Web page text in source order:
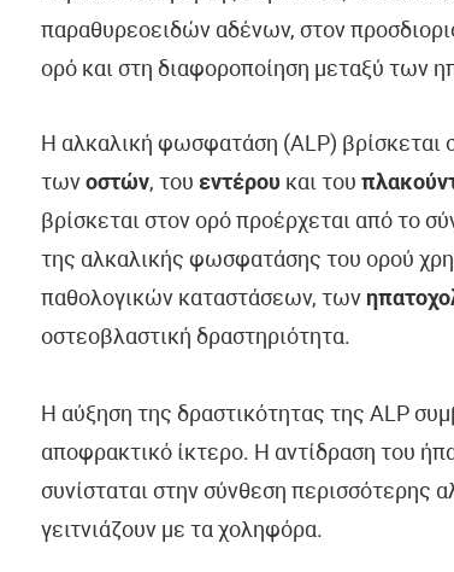
παραθυρεοειδών αδένων, στον
ορό και στη διαφοροποίηση μεταξύ των
Η αλκαλική φωσφατάση (ALP) βρίσκεται
των οστών, του εντέρου και του
βρίσκεται στον ορό προέρχεται από το
της αλκαλικής φωσφατάσης του ορού
παθολογικών καταστάσεων, των
οστεοβλαστική δραστηριότητα.
Η αύξηση της δραστικότητας της ALP
αποφρακτικό ίκτερο. Η αντίδραση του
συνίσταται στην σύνθεση
γειτνιάζουν με τα χοληφόρα.